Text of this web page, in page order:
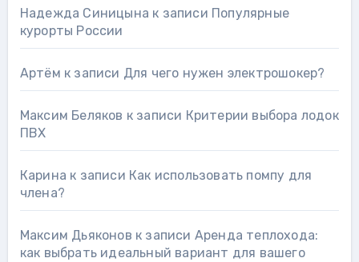
Надежда Синицына к записи Популярные
курорты России
Артём к записи Для чего нужен электрошокер?
Максим Беляков к записи Критерии выбора лодок
ПВХ
Карина к записи Как использовать помпу для
члена?
Максим Дьяконов к записи Аренда теплохода:
как выбрать идеальный вариант для вашего